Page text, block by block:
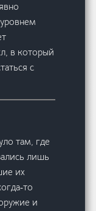
в который
с
там, где
лишь
их
и